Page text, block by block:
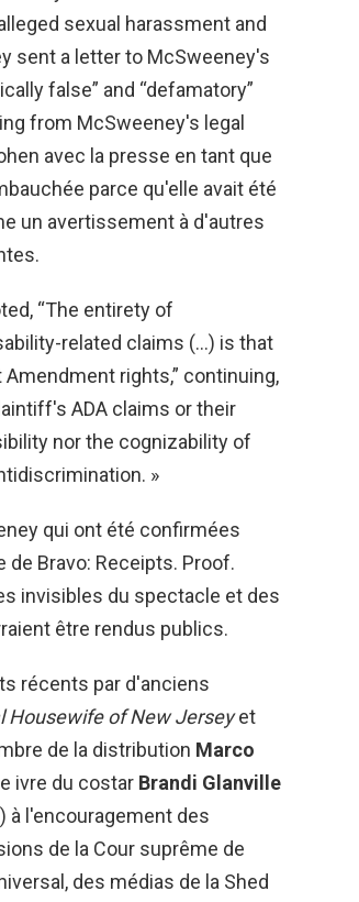
sexual harassment and
sent a letter to McSweeney's
false” and “defamatory”
from McSweeney's legal
avec la presse en tant que
parce qu'elle avait été
un avertissement à d'autres
“The entirety of
related claims (…) is that
rights,” continuing,
ADA claims or their
nor the cognizability of
»
qui ont été confirmées
de Bravo: Receipts. Proof.
invisibles du spectacle et des
être rendus publics.
récents par d'anciens
Housewife of New Jerseyet
de la distribution Marco
ivre du costar Brandi Glanville
à l'encouragement des
de la Cour suprême de
des médias de la Shed